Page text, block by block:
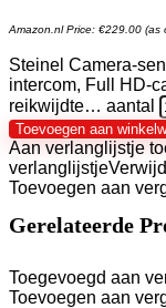
Amazon.nl Price: €229.00 (as
Steinel Camera-
intercom, Full HD-
reikwijdte… aantal
Toevoegen aan
Aan verlanglijstje
verlanglijstje
Toevoegen aan
Gerelateerde
Toegevoegd aan
Toevoegen aan